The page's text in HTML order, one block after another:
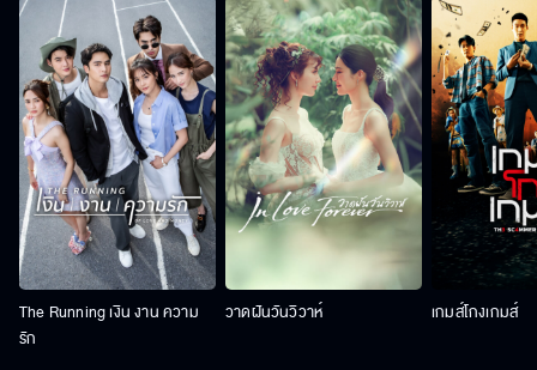
The Running เงิน งาน ความ
รัก
วาดฝันวันวิวาห์ เกมส์โกงเกมส์